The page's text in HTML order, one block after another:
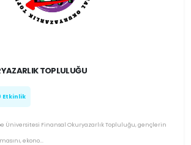
TOPLULUĞU
Etkinlik
Üniversitesi Finansal Okuryazarlık Topluluğu, gençlerin
ekono...